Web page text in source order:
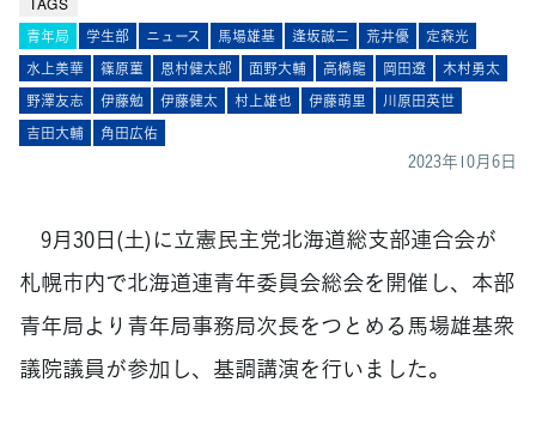
青年局 学生部 ニュース 馬場雄基 逢坂誠二 荒井優
定森光
水上美華
篠原菫 恩村健太郎 面野大輔 高橋龍 岡田遼
木村勇太
野澤友志
伊藤勉 伊藤健太 村上雄也 伊藤萌里
川原田英世
吉田大輔
角田広佑
2023年10月6日
9月30日(土)に立憲民主党北海道総支部連合会が
札幌市内で北海道連青年委員会総会を開催し、本部
青年局より青年局事務局次長をつとめる馬場雄基衆
議院議員が参加し、基調講演を行いました。